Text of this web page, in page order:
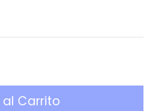
Carrito